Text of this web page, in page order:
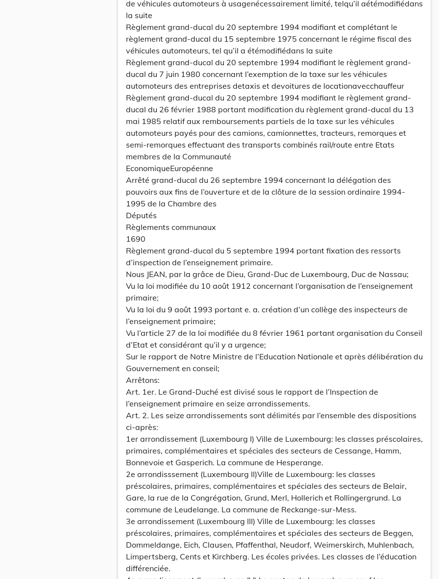
de véhicules automoteurs à usagenécessairement limité, telqu’il aétémodifiédans
la suite
Règlement grand-ducal du 20 septembre 1994 modifiant et complétant le
règlement grand-ducal du 15 septembre 1975 concernant le régime fiscal des
véhicules automoteurs, tel qu’il a étémodifiédans la suite
Règlement grand-ducal du 20 septembre 1994 modifiant le règlement grand-
ducal du 7 juin 1980 concernant l’exemption de la taxe sur les véhicules
automoteurs des entreprises detaxis et devoitures de locationavecchauffeur
Règlement grand-ducal du 20 septembre 1994 modifiant le règlement grand-
ducal du 26 février 1988 portant modification du règlement grand-ducal du 13
mai 1985 relatif aux remboursements partiels de la taxe sur les véhicules
automoteurs payés pour des camions, camionnettes, tracteurs, remorques et
semi-remorques effectuant des transports combinés rail/route entre Etats
membres de la Communauté
EconomiqueEuropéenne
Arrêté grand-ducal du 26 septembre 1994 concernant la délégation des
pouvoirs aux fins de l’ouverture et de la clôture de la session ordinaire 1994-
1995 de la Chambre des
Députés
Règlements communaux
1690
Règlement grand-ducal du 5 septembre 1994 portant fixation des ressorts
d’inspection de l’enseignement primaire.
Nous JEAN, par la grâce de Dieu, Grand-Duc de Luxembourg, Duc de Nassau;
Vu la loi modifiée du 10 août 1912 concernant l’organisation de l’enseignement
primaire;
Vu la loi du 9 août 1993 portant e. a. création d’un collège des inspecteurs de
l’enseignement primaire;
Vu l’article 27 de la loi modifiée du 8 février 1961 portant organisation du Conseil
d’Etat et considérant qu’il y a urgence;
Sur le rapport de Notre Ministre de l’Education Nationale et après délibération du
Gouvernement en conseil;
Arrêtons:
Art. 1er. Le Grand-Duché est divisé sous le rapport de l’Inspection de
l’enseignement primaire en seize arrondissements.
Art. 2. Les seize arrondissements sont délimités par l’ensemble des dispositions
ci-après:
1er arrondissement (Luxembourg I) Ville de Luxembourg: les classes préscolaires,
primaires, complémentaires et spéciales des secteurs de Cessange, Hamm,
Bonnevoie et Gasperich. La commune de Hesperange.
2e arrondisssement (Luxembourg II)Ville de Luxembourg: les classes
préscolaires, primaires, complémentaires et spéciales des secteurs de Belair,
Gare, la rue de la Congrégation, Grund, Merl, Hollerich et Rollingergrund. La
commune de Leudelange. La commune de Reckange-sur-Mess.
3e arrondissement (Luxembourg III) Ville de Luxembourg: les classes
préscolaires, primaires, complémentaires et spéciales des secteurs de Beggen,
Dommeldange, Eich, Clausen, Pfaffenthal, Neudorf, Weimerskirch, Muhlenbach,
Limpertsberg, Cents et Kirchberg. Les écoles privées. Les classes de l’éducation
différenciée.